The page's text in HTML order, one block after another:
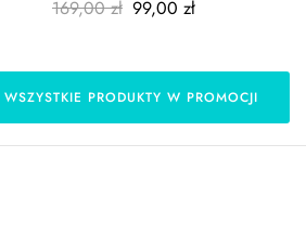
169,00 zł 99,00 zł
WSZYSTKIE PRODUKTY W PROMOCJI